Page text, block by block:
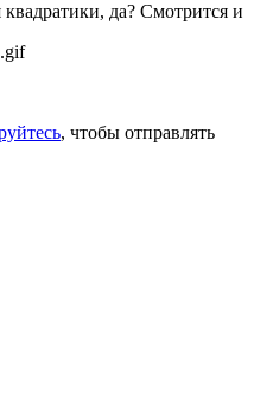
да? Смотрится и
, чтобы отправлять